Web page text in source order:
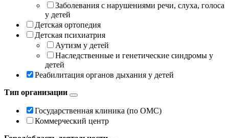
Заболевания с нарушениями речи, слуха, голоса
у детей
Детская ортопедия
Детская психиатрия
Аутизм у детей
Наследственные и генетические синдромы у
детей
Реабилитация органов дыхания у детей
Тип организации
Государственная клиника (по ОМС)
Коммерческий центр